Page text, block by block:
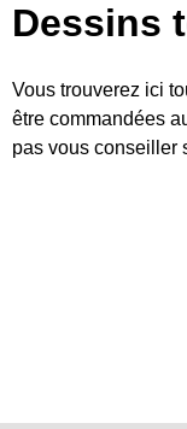
Dessins
Vous trouverez ici
être commandées
pas vous conseiller